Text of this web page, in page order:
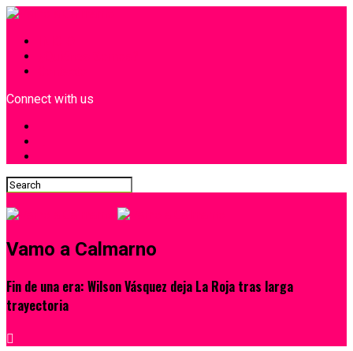
Connect with us
Vamo a Calmarno
Fin de una era: Wilson Vásquez deja La Roja tras larga
trayectoria